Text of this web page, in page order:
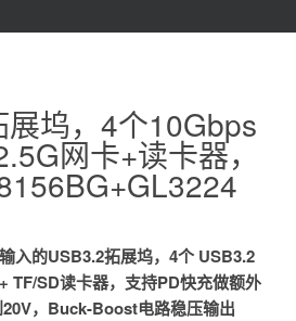
展坞，4个10Gbps
网卡+读卡器，
入的USB3.2拓展坞，4个 USB3.2
TF/SD读卡器，支持PD快充做额外
，Buck-Boost电路稳压输出